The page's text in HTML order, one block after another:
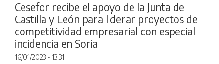
Cesefor recibe el apoyo de la Junta de
Castilla y León para liderar proyectos de
competitividad empresarial con especial
incidencia en Soria
16/01/2023 - 13:31